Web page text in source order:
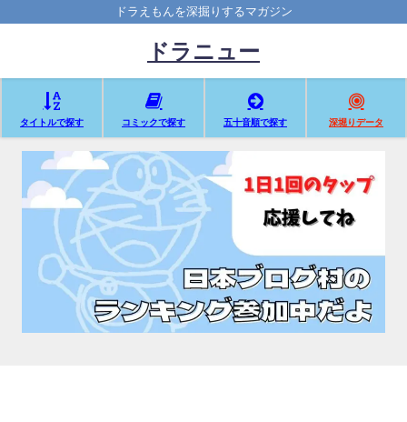
ドラえもんを深掘りするマガジン
ドラニュー
タイトルで探す コミックで探す 五十音順で探す 深堀りデータ